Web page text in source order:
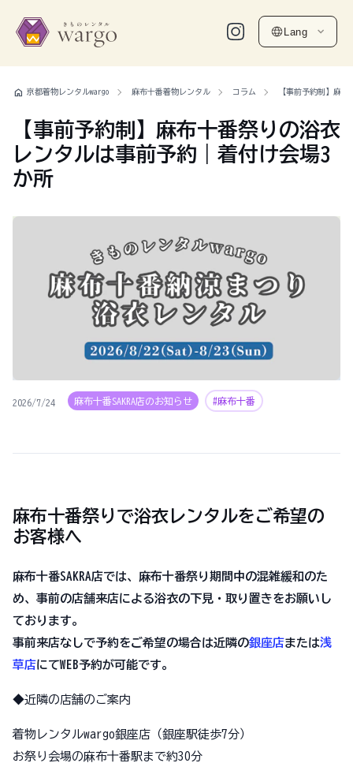
Lang
home 京都着物レンタルwargo 麻布十番着物レンタル コラム 【事前予約制】麻
【事前予約制】麻布十番祭りの浴衣
レンタルは事前予約｜着付け会場3
か所
2026/7/24 麻布十番SAKRA店のお知らせ #麻布十番
麻布十番祭りで浴衣レンタルをご希望の
お客様へ
麻布十番SAKRA店では、麻布十番祭り期間中の混雑緩和のた
め、事前の店舗来店による浴衣の下見・取り置きをお願いし
ております。
事前来店なしで予約をご希望の場合は近隣の銀座店または浅
草店にてWEB予約が可能です。
◆近隣の店舗のご案内
着物レンタルwargo銀座店（銀座駅徒歩7分）
お祭り会場の麻布十番駅まで約30分